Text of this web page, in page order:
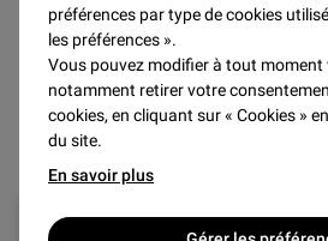
préférences par type de cookies
les préférences ».
Vous pouvez modifier à tout moment
notamment retirer votre
cookies, en cliquant sur « Cookies »
du site.
En savoir plus
Dans le cadre du festival Les Étés